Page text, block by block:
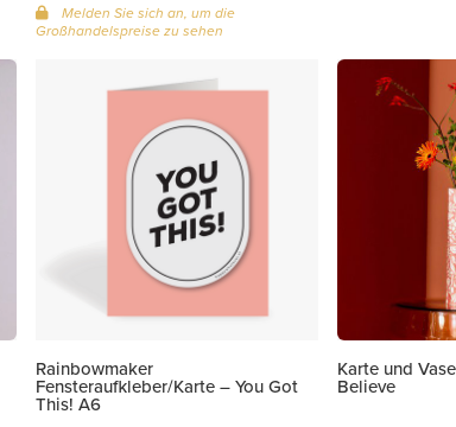
Melden Sie sich an, um die
Großhandelspreise zu sehen
Rainbowmaker
Fensteraufkleber/Karte – You Got
This! A6
Karte und
Believe